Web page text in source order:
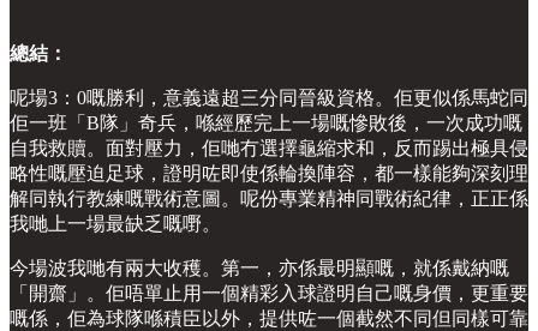
總結：
呢場3：0嘅勝利，意義遠超三分同晉級資格。佢更似係馬蛇同
佢一班「B隊」奇兵，喺經歷完上一場嘅慘敗後，一次成功嘅
自我救贖。面對壓力，佢哋冇選擇龜縮求和，反而踢出極具侵
略性嘅壓迫足球，證明咗即使係輪換陣容，都一樣能夠深刻理
解同執行教練嘅戰術意圖。呢份專業精神同戰術紀律，正正係
我哋上一場最缺乏嘅嘢。
今場波我哋有兩大收穫。第一，亦係最明顯嘅，就係戴納嘅
「開齋」。佢唔單止用一個精彩入球證明自己嘅身價，更重要
嘅係，佢為球隊喺積臣以外，提供咗一個截然不同但同樣可靠